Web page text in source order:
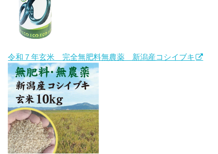
令和７年玄米 完全無肥料無農薬 新潟産コシイブキ